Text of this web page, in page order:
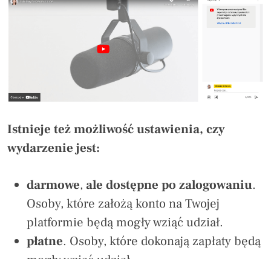
Istnieje też możliwość ustawienia, czy
wydarzenie jest:
darmowe, ale dostępne po zalogowaniu.
Osoby, które założą konto na Twojej
platformie będą mogły wziąć udział.
płatne. Osoby, które dokonają zapłaty będą